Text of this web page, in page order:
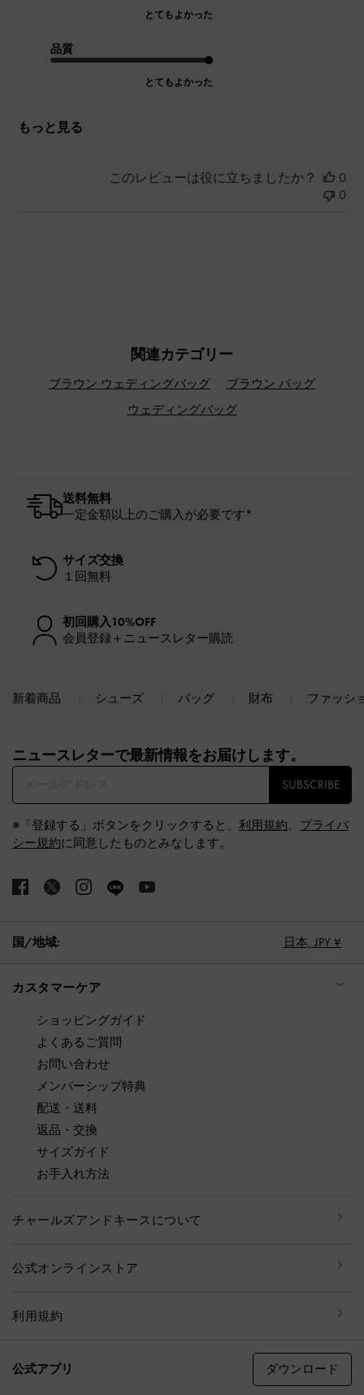
とてもよかった
品質
とてもよかった
もっと見る
このレビューは役に立ちましたか？
0
0
関連カテゴリー
ブラウン ウェディングバッグ
ブラウン バッグ
ウェディングバッグ
送料無料
一定金額以上のご購入が必要です*
サイズ交換
１回無料
初回購入10%OFF
会員登録＋ニュースレター購読
新着商品 シューズ バッグ 財布 ファッシ
ニュースレターで最新情報をお届けします。​
SUBSCRIBE
※「登録する」ボタンをクリックすると、 利用規約、 プライバ
シー規約に同意したものとみなします。
国/地域: 日本, JPY ¥
カスタマーケア
ショッピングガイド
よくあるご質問
お問い合わせ
メンバーシップ特典
配送・送料
返品・交換
サイズガイド
お手入れ方法
チャールズアンドキースについて
公式オンラインストア
利用規約
公式アプリ ダウンロード